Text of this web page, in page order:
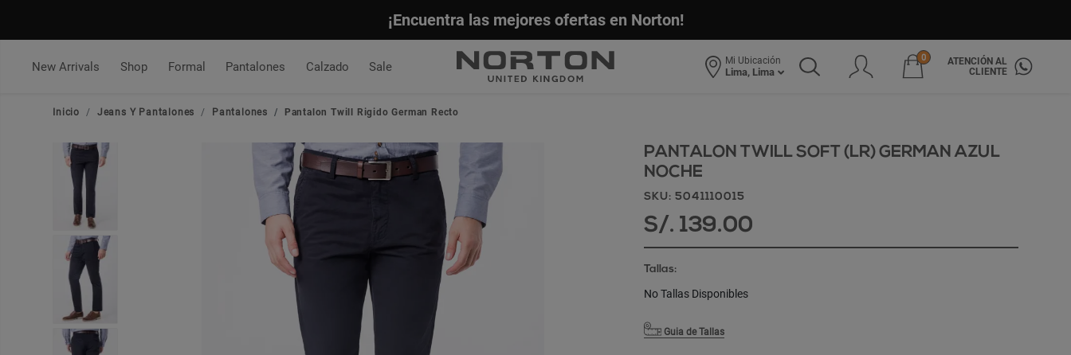
¡Encuentra las mejores ofertas en Norton!
New Arrivals Shop Formal Pantalones Calzado Sale Mi Ubicación
Lima, Lima
0
ATENCIÓN AL
CLIENTE
Inicio Jeans Y Pantalones Pantalones Pantalon Twill Rigido German Recto
PANTALON TWILL SOFT (LR) GERMAN AZUL
NOCHE
SKU: 5041110015
S/. 139.00
Tallas:
No Tallas Disponibles
Guia de Tallas